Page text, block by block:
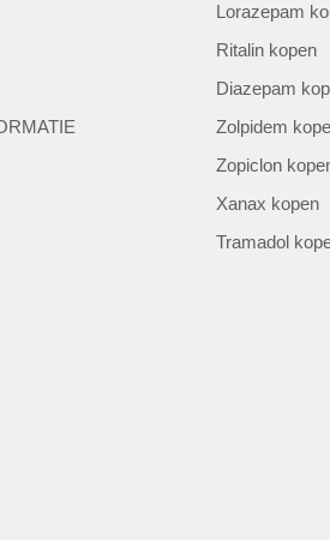
Lorazepam
Ritalin kopen
Diazepam
Zolpidem
Zopiclon
Xanax kopen
Tramadol